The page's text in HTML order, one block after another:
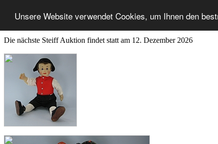
Unsere Website verwendet Cookies, um Ihnen den
Die nächste Steiff Auktion findet statt am 12. Dezember 2026